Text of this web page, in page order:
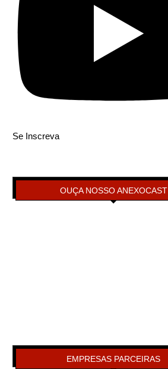
Se Inscreva
OUÇA NOSSO ANEXOCAST
EMPRESAS PARCEIRAS